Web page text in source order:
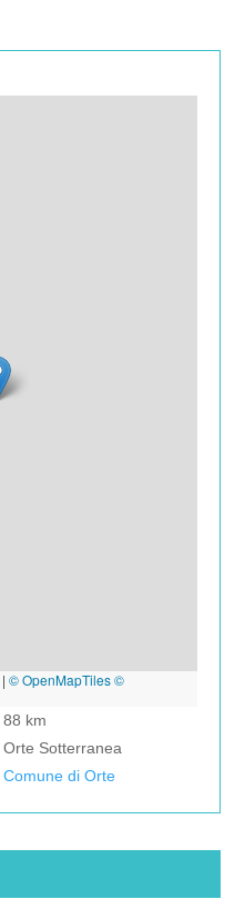
|© OpenMapTiles ©
88 km
Orte Sotterranea
Comune di Orte